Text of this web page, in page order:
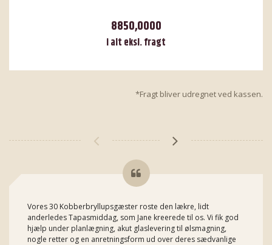
8850,0000
i alt eksl. fragt
*Fragt bliver udregnet ved kassen.
Vores 30 Kobberbryllupsgæster roste den lækre, lidt
anderledes Tapasmiddag, som Jane kreerede til os. Vi fik god
hjælp under planlægning, akut glaslevering til ølsmagning,
nogle retter og en anretningsform ud over deres sædvanlige